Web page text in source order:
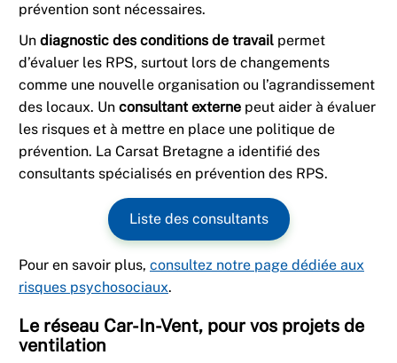
prévention sont nécessaires.
Un diagnostic des conditions de travail permet
d’évaluer les RPS, surtout lors de changements
comme une nouvelle organisation ou l’agrandissement
des locaux. Un consultant externe peut aider à évaluer
les risques et à mettre en place une politique de
prévention. La Carsat Bretagne a identifié des
consultants spécialisés en prévention des RPS.
Liste des consultants
Pour en savoir plus, consultez notre page dédiée aux
risques psychosociaux.
Le réseau Car-In-Vent, pour vos projets de
ventilation